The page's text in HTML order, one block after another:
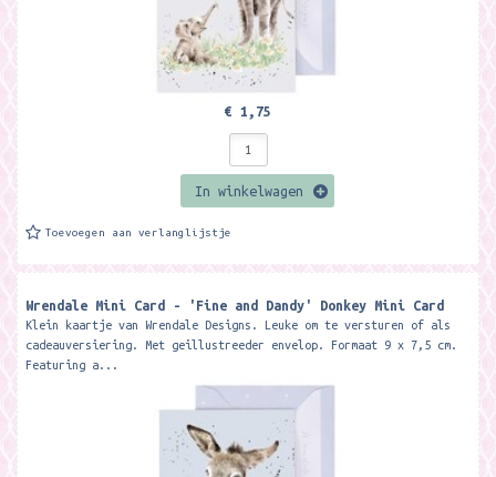
€ 1,75
In winkelwagen
Toevoegen aan verlanglijstje
Wrendale Mini Card - 'Fine and Dandy' Donkey Mini Card ​
Klein kaartje van Wrendale Designs. Leuke om te versturen of als
cadeauversiering. Met geillustreeder envelop. Formaat 9 x 7,5 cm.
Featuring a...